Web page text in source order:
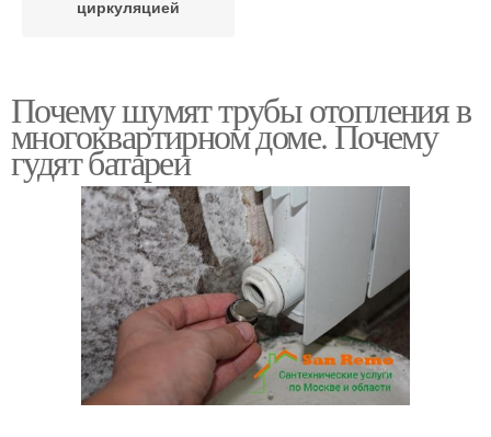
циркуляцией
Почему шумят трубы отопления в
многоквартирном доме. Почему
гудят батареи